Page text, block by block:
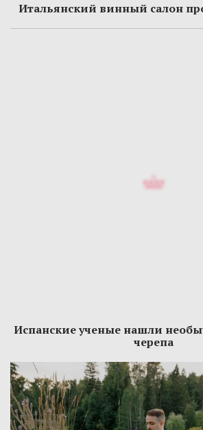
Итальянский винный салон
Испанские ученые нашли
черепа